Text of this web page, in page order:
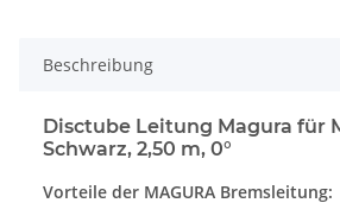
Beschreibung
Disctube Leitung Magura für
Schwarz, 2,50 m, 0°
Vorteile der MAGURA Bremsleitung: